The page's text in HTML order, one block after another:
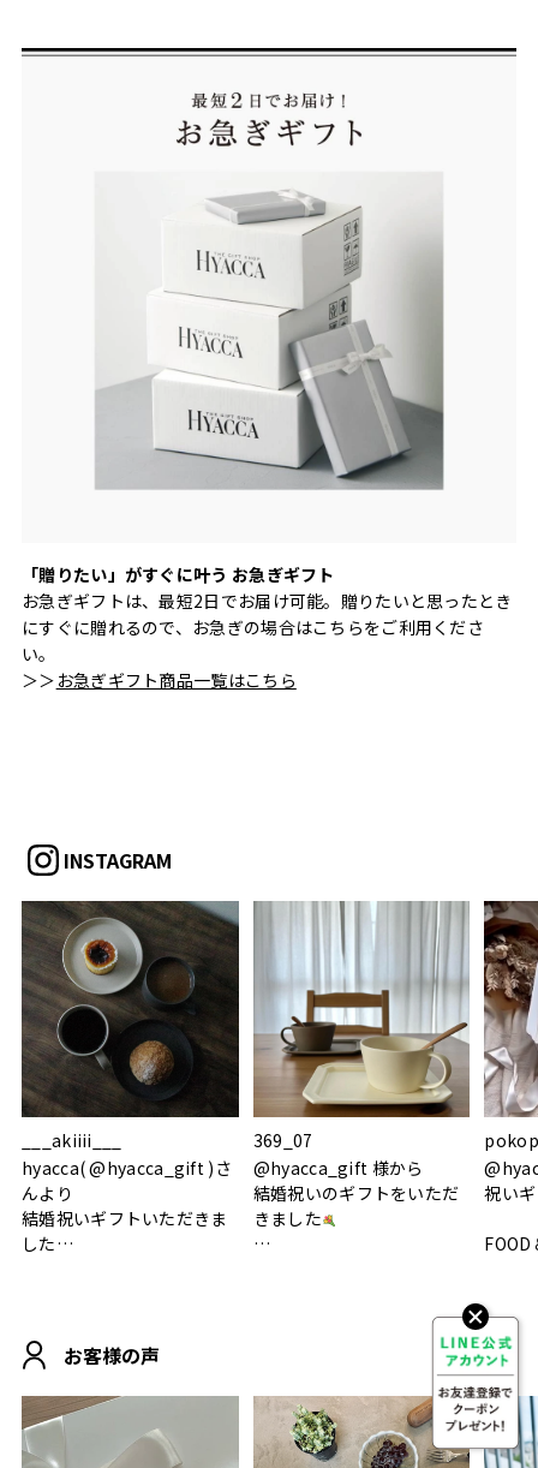
「贈りたい」がすぐに叶う お急ぎギフト
お急ぎギフトは、最短2日でお届け可能。贈りたいと思ったとき
にすぐに贈れるので、お急ぎの場合はこちらをご利用くださ
い。
＞＞ お急ぎギフト商品一覧はこちら
INSTAGRAM
___akiiii___
hyacca( @hyacca_gift )さ
んより
結婚祝いギフトいただきま
した
おうちカフェもお洒落にな
って嬉しい𖠚 ⡱
.
#hyacca #結婚祝い
369_07
@hyacca_gift 様から
結婚祝いのギフトをいただ
きました
柔らかい手触りで使い心地
素敵なギフトを
ありがとうございました
祝い
FOOD
白無
に入り
真っ
いい
お客様の声